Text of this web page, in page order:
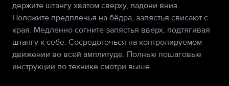
держите штангу хватом сверху, ладони вниз.
Положите предплечья на бёдра, запястья свисают с
края. Медленно согните запястья вверх, подтягивая
штангу к себе. Сосредоточься на контролируемом
движении во всей амплитуде. Полные пошаговые
инструкции по технике смотри выше.